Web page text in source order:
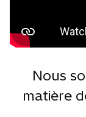
Nous
matière